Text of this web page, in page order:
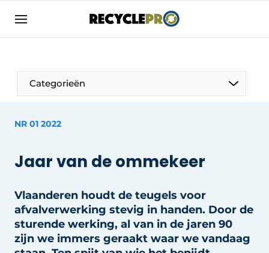
Aanmelden
Bedrijven
Bedrijven
Contact
Evenement aanmelden
Nieuwsbrief
Podcasts
Privacy / Cookie statement
Categorieën
De Pen
Harde Cijfers
Recyclagebedrijf in de kijker
Vrouw in de kijker
NR 01 2022
Jaar van de ommekeer
Vlaanderen houdt de teugels voor
afvalverwerking stevig in handen. Door de
sturende werking, al van in de jaren 90
zijn we immers geraakt waar we vandaag